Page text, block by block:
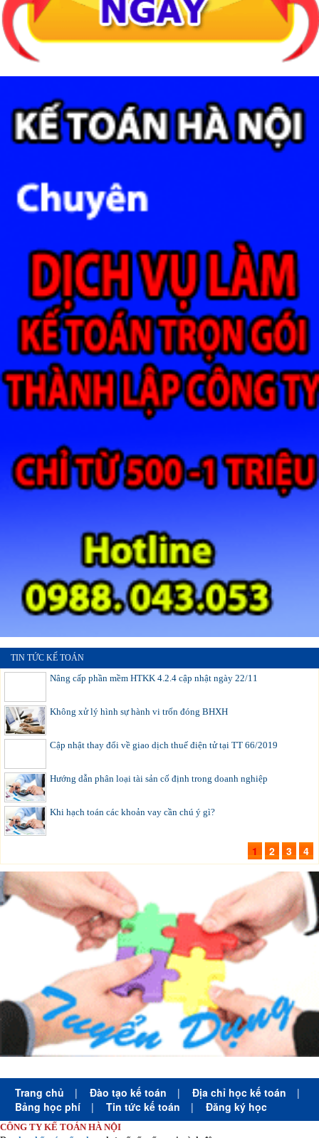
TIN TỨC KẾ TOÁN
Nâng cấp phần mềm HTKK 4.2.4 cập nhật ngày 22/11
Không xử lý hình sự hành vi trốn đóng BHXH
Cập nhật thay đổi về giao dịch thuế điện tử tại TT 66/2019
Hướng dẫn phân loại tài sản cố định trong doanh nghiệp
Khi hạch toán các khoản vay cần chú ý gì?
1 2 3 4
Trang chủ | Đào tạo kế toán | Địa chỉ học kế toán
|
Bảng học phí
| Tin tức kế toán | Đăng ký học
CÔNG TY KẾ TOÁN HÀ NỘI